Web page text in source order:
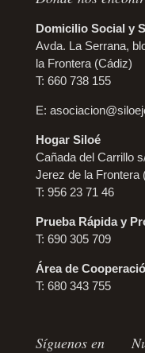
Domicilio Social y
Avda. La Serrana,
la Frontera (Cádiz)
T: 660 738 155
E:
Hogar Siloé
Cañada del Carrillo
Jerez de la Frontera
T: 956 23 71 46
Prueba Rápida y
T: 690 305 709
Área de
T: 680 343 755
Síguenos en